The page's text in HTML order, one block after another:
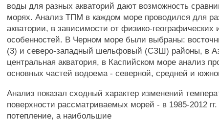
воды для разных акваторий дают возможность
морях. Анализ ТПМ в каждом море проводился для
акватории, в зависимости от физико-географических
особенностей. В Черном море были выбраны:
(3) и северо-западный шельфовый (СЗШ) районы, в
центральная акватория, в Каспийском море анализ
основных частей водоема - северной, средней и
Анализ показал сходный характер изменений
поверхности рассматриваемых морей - в 1985-2012 гг.
потепление, а наибольшие